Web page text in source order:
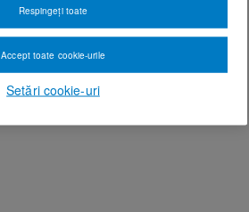
Setări cookie-uri
Respingeți toate
Accept toate cookie-urile